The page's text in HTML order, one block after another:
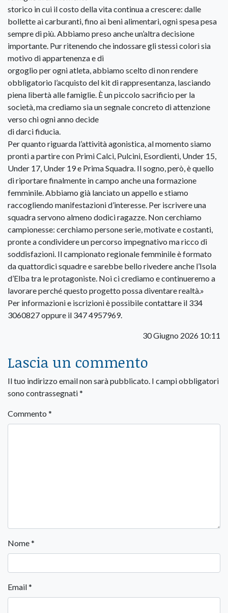
storico in cui il costo della vita continua a crescere: dalle
bollette ai carburanti, fino ai beni alimentari, ogni spesa pesa
sempre di più. Abbiamo preso anche un’altra decisione
importante. Pur ritenendo che indossare gli stessi colori sia
motivo di appartenenza e di
orgoglio per ogni atleta, abbiamo scelto di non rendere
obbligatorio l’acquisto del kit di rappresentanza, lasciando
piena libertà alle famiglie. È un piccolo sacrificio per la
società, ma crediamo sia un segnale concreto di attenzione
verso chi ogni anno decide
di darci fiducia.
Per quanto riguarda l’attività agonistica, al momento siamo
pronti a partire con Primi Calci, Pulcini, Esordienti, Under 15,
Under 17, Under 19 e Prima Squadra. Il sogno, però, è quello
di riportare finalmente in campo anche una formazione
femminile. Abbiamo già lanciato un appello e stiamo
raccogliendo manifestazioni d’interesse. Per iscrivere una
squadra servono almeno dodici ragazze. Non cerchiamo
campionesse: cerchiamo persone serie, motivate e costanti,
pronte a condividere un percorso impegnativo ma ricco di
soddisfazioni. Il campionato regionale femminile è formato
da quattordici squadre e sarebbe bello rivedere anche l’Isola
d’Elba tra le protagoniste. Noi ci crediamo e continueremo a
lavorare perché questo progetto possa diventare realtà.»
Per informazioni e iscrizioni è possibile contattare il 334
3060827 oppure il 347 4957969.
30 Giugno 2026 10:11
Lascia un commento
Il tuo indirizzo email non sarà pubblicato. I campi obbligatori
sono contrassegnati*
Commento *
Nome*
Email*